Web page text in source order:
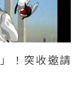
！突收邀請